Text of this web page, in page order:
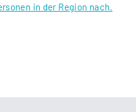
in der Region nach.